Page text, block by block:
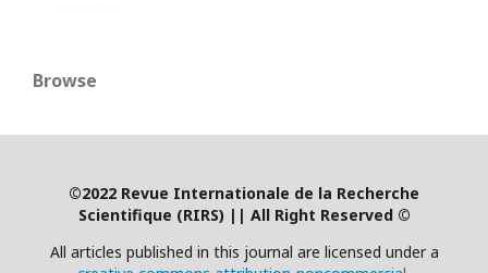
Browse
©2022 Revue Internationale de la Recherche
Scientifique (RIRS) | | All Right Reserved ©
All articles published in this journal are licensed under a